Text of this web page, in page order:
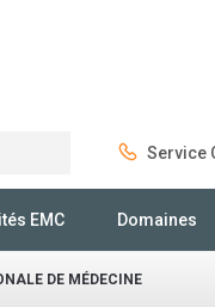
Service
EMC Domaines
DE MÉDECINE